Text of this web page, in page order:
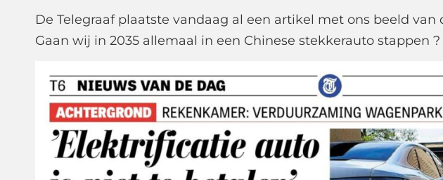
De Telegraaf plaatste vandaag al een artikel met ons beeld van
Gaan wij in 2035 allemaal in een Chinese stekkerauto stappen ?